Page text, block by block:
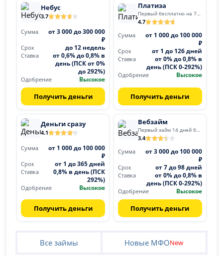
Небус
3.7
Сумма
от 3 000 до 300 000
₽
Срок до 12 недель
Ставка
от 0,6% до 0,8% в
день (ПСК от 0%
до 292%)
Одобрение Высокое
Получить деньги
Платиза
Первый бесплатно на 7 дней
4.7
Сумма
от 1 000 до 100 000
₽
Срок от 1 до 126 дней
Ставка
от 0% до 0,8% в
день (ПСК 0-292%)
Одобрение Высокое
Получить деньги
Деньги сразу
4.1
Сумма
от 1 000 до 100 000
₽
Срок от 1 до 365 дней
Ставка
0,8% в день (ПСК
292%)
Одобрение Высокое
Получить деньги
Вебзайм
Первый займ 14 дней бесплатно
3.4
Сумма
от 3 000 до 100 000
₽
Срок от 7 до 98 дней
Ставка
от 0% до 0,8% в
день (ПСК 0-292%)
Одобрение Высокое
Получить деньги
Все займы Новые МФОNew